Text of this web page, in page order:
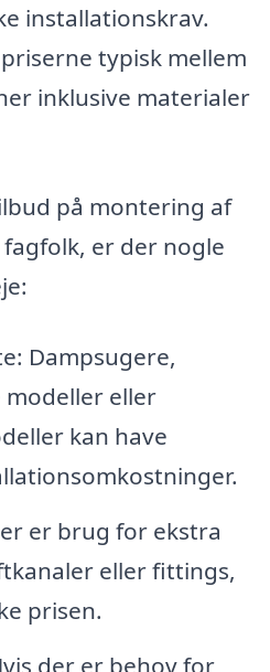
installationskrav.
typisk mellem
inklusive materialer
på montering af
er der nogle
Dampsugere,
eller
kan have
er brug for ekstra
eller fittings,
prisen.
der er behov for